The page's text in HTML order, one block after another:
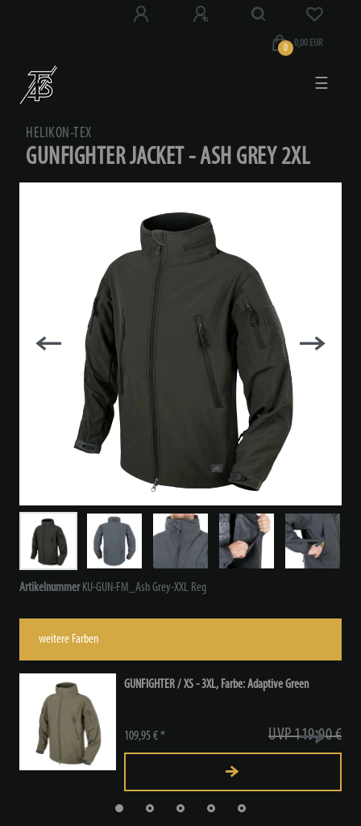
0 0,00 EUR
☰
HELIKON-TEX
GUNFIGHTER JACKET - ASH GREY 2XL
Artikelnummer KU-GUN-FM_Ash Grey-XXL Reg
weitere Farben
GUNFIGHTER / XS - 3XL, Farbe: Adaptive Green
UVP 119,00 €
109,95 € *